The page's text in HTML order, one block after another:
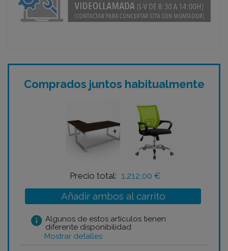
Comprados juntos habitualmente
+
Precio total: 1.212,00 €
Añadir ambos al carrito
info Algunos de estos artículos tienen
diferente disponibilidad
Mostrar detalles